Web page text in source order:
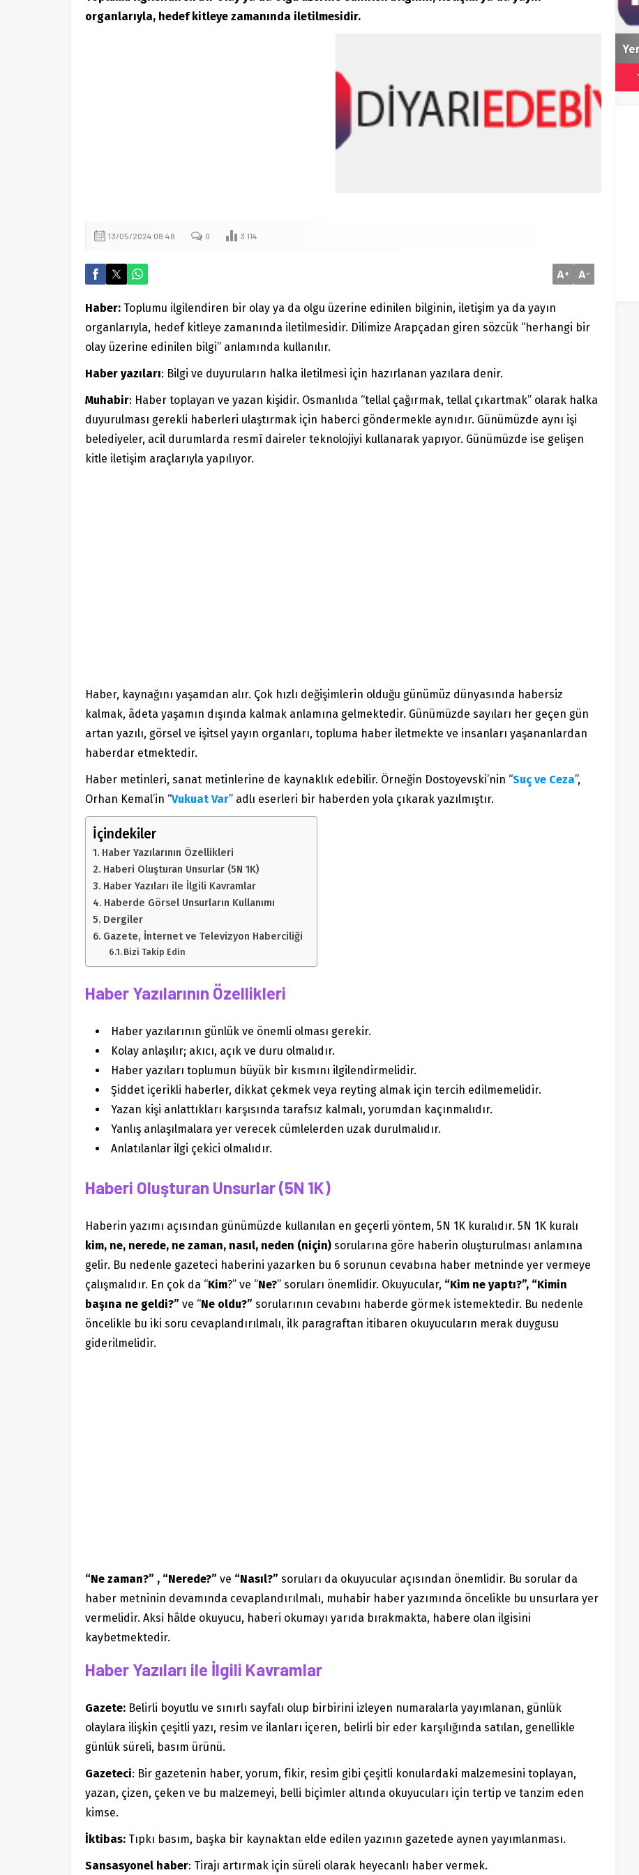
organlarıyla, hedef kitleye zamanında iletilmesidir.
13/05/2024 08:48 0 3.114
A+ A-
Haber: Toplumu ilgilendiren bir olay ya da olgu üzerine edinilen bilginin, iletişim ya da yayın
organlarıyla, hedef kitleye zamanında iletilmesidir. Dilimize Arapçadan giren sözcük “herhangi bir
olay üzerine edinilen bilgi” anlamında kullanılır.
Haber yazıları: Bilgi ve duyuruların halka iletilmesi için hazırlanan yazılara denir.
Muhabir: Haber toplayan ve yazan kişidir. Osmanlıda “tellal çağırmak, tellal çıkartmak” olarak halka
duyurulması gerekli haberleri ulaştırmak için haberci göndermekle aynıdır. Günümüzde aynı işi
belediyeler, acil durumlarda resmî daireler teknolojiyi kullanarak yapıyor. Günümüzde ise gelişen
kitle iletişim araçlarıyla yapılıyor.
Haber, kaynağını yaşamdan alır. Çok hızlı değişimlerin olduğu günümüz dünyasında habersiz
kalmak, âdeta yaşamın dışında kalmak anlamına gelmektedir. Günümüzde sayıları her geçen gün
artan yazılı, görsel ve işitsel yayın organları, topluma haber iletmekte ve insanları yaşananlardan
haberdar etmektedir.
Haber metinleri, sanat metinlerine de kaynaklık edebilir. Örneğin Dostoyevski’nin “Suç ve Ceza”,
Orhan Kemal’in “Vukuat Var” adlı eserleri bir haberden yola çıkarak yazılmıştır.
İçindekiler
Haber Yazılarının Özellikleri
Haberi Oluşturan Unsurlar (5N 1K)
Haber Yazıları ile İlgili Kavramlar
Haberde Görsel Unsurların Kullanımı
Dergiler
Gazete, İnternet ve Televizyon Haberciliği
Bizi Takip Edin
Haber Yazılarının Özellikleri
Haber yazılarının günlük ve önemli olması gerekir.
Kolay anlaşılır; akıcı, açık ve duru olmalıdır.
Haber yazıları toplumun büyük bir kısmını ilgilendirmelidir.
Şiddet içerikli haberler, dikkat çekmek veya reyting almak için tercih edilmemelidir.
Yazan kişi anlattıkları karşısında tarafsız kalmalı, yorumdan kaçınmalıdır.
Yanlış anlaşılmalara yer verecek cümlelerden uzak durulmalıdır.
Anlatılanlar ilgi çekici olmalıdır.
Haberi Oluşturan Unsurlar (5N 1K)
Haberin yazımı açısından günümüzde kullanılan en geçerli yöntem, 5N 1K kuralıdır. 5N 1K kuralı
kim, ne, nerede, ne zaman, nasıl, neden (niçin) sorularına göre haberin oluşturulması anlamına
gelir. Bu nedenle gazeteci haberini yazarken bu 6 sorunun cevabına haber metninde yer vermeye
çalışmalıdır. En çok da “Kim?” ve “Ne?” soruları önemlidir. Okuyucular, “Kim ne yaptı?”, “Kimin
başına ne geldi?” ve “Ne oldu?” sorularının cevabını haberde görmek istemektedir. Bu nedenle
öncelikle bu iki soru cevaplandırılmalı, ilk paragraftan itibaren okuyucuların merak duygusu
giderilmelidir.
“Ne zaman?” , “Nerede?” ve “Nasıl?” soruları da okuyucular açısından önemlidir. Bu sorular da
haber metninin devamında cevaplandırılmalı, muhabir haber yazımında öncelikle bu unsurlara yer
vermelidir. Aksi hâlde okuyucu, haberi okumayı yarıda bırakmakta, habere olan ilgisini
kaybetmektedir.
Haber Yazıları ile İlgili Kavramlar
Gazete: Belirli boyutlu ve sınırlı sayfalı olup birbirini izleyen numaralarla yayımlanan, günlük
olaylara ilişkin çeşitli yazı, resim ve ilanları içeren, belirli bir eder karşılığında satılan, genellikle
günlük süreli, basım ürünü.
Gazeteci: Bir gazetenin haber, yorum, fikir, resim gibi çeşitli konulardaki malzemesini toplayan,
yazan, çizen, çeken ve bu malzemeyi, belli biçimler altında okuyucuları için tertip ve tanzim eden
kimse.
İktibas: Tıpkı basım, başka bir kaynaktan elde edilen yazının gazetede aynen yayımlanması.
Sansasyonel haber: Tirajı artırmak için süreli olarak heyecanlı haber vermek.